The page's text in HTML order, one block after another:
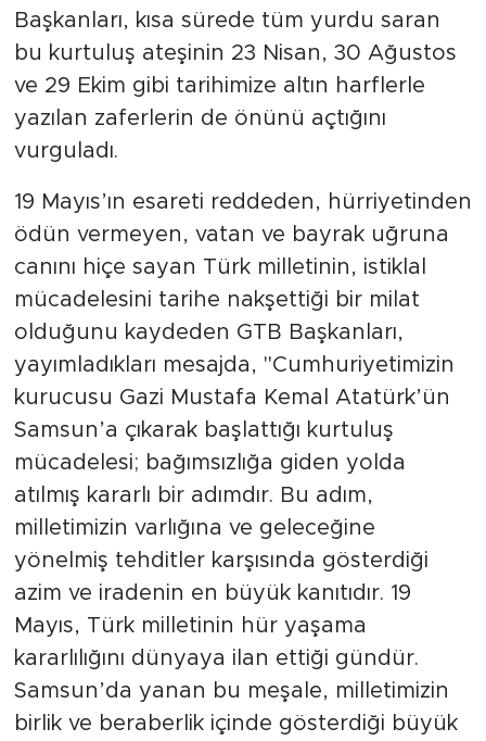
Başkanları, kısa sürede tüm yurdu saran
bu kurtuluş ateşinin 23 Nisan, 30 Ağustos
ve 29 Ekim gibi tarihimize altın harflerle
yazılan zaferlerin de önünü açtığını
vurguladı.
19 Mayıs’ın esareti reddeden, hürriyetinden
ödün vermeyen, vatan ve bayrak uğruna
canını hiçe sayan Türk milletinin, istiklal
mücadelesini tarihe nakşettiği bir milat
olduğunu kaydeden GTB Başkanları,
yayımladıkları mesajda, "Cumhuriyetimizin
kurucusu Gazi Mustafa Kemal Atatürk’ün
Samsun’a çıkarak başlattığı kurtuluş
mücadelesi; bağımsızlığa giden yolda
atılmış kararlı bir adımdır. Bu adım,
milletimizin varlığına ve geleceğine
yönelmiş tehditler karşısında gösterdiği
azim ve iradenin en büyük kanıtıdır. 19
Mayıs, Türk milletinin hür yaşama
kararlılığını dünyaya ilan ettiği gündür.
Samsun’da yanan bu meşale, milletimizin
birlik ve beraberlik içinde gösterdiği büyük